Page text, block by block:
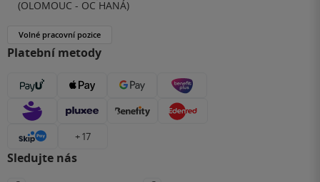
(OLOMOUC - OC HANÁ)
Volné pracovní pozice
Platební metody
+ 17
Sledujte nás